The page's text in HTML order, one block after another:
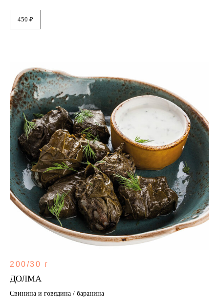
450 ₽
200/30 г
ДОЛМА
Свинина и говядина / баранина